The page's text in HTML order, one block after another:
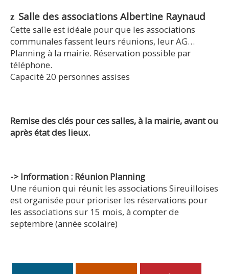
z Salle des associations Albertine Raynaud
Cette salle est idéale pour que les associations
communales fassent leurs réunions, leur AG…
Planning à la mairie. Réservation possible par
téléphone.
Capacité 20 personnes assises
Remise des clés pour ces salles, à la mairie, avant ou
après état des lieux.
-> Information : Réunion Planning
Une réunion qui réunit les associations Sireuilloises
est organisée pour prioriser les réservations pour
les associations sur 15 mois, à compter de
septembre (année scolaire)